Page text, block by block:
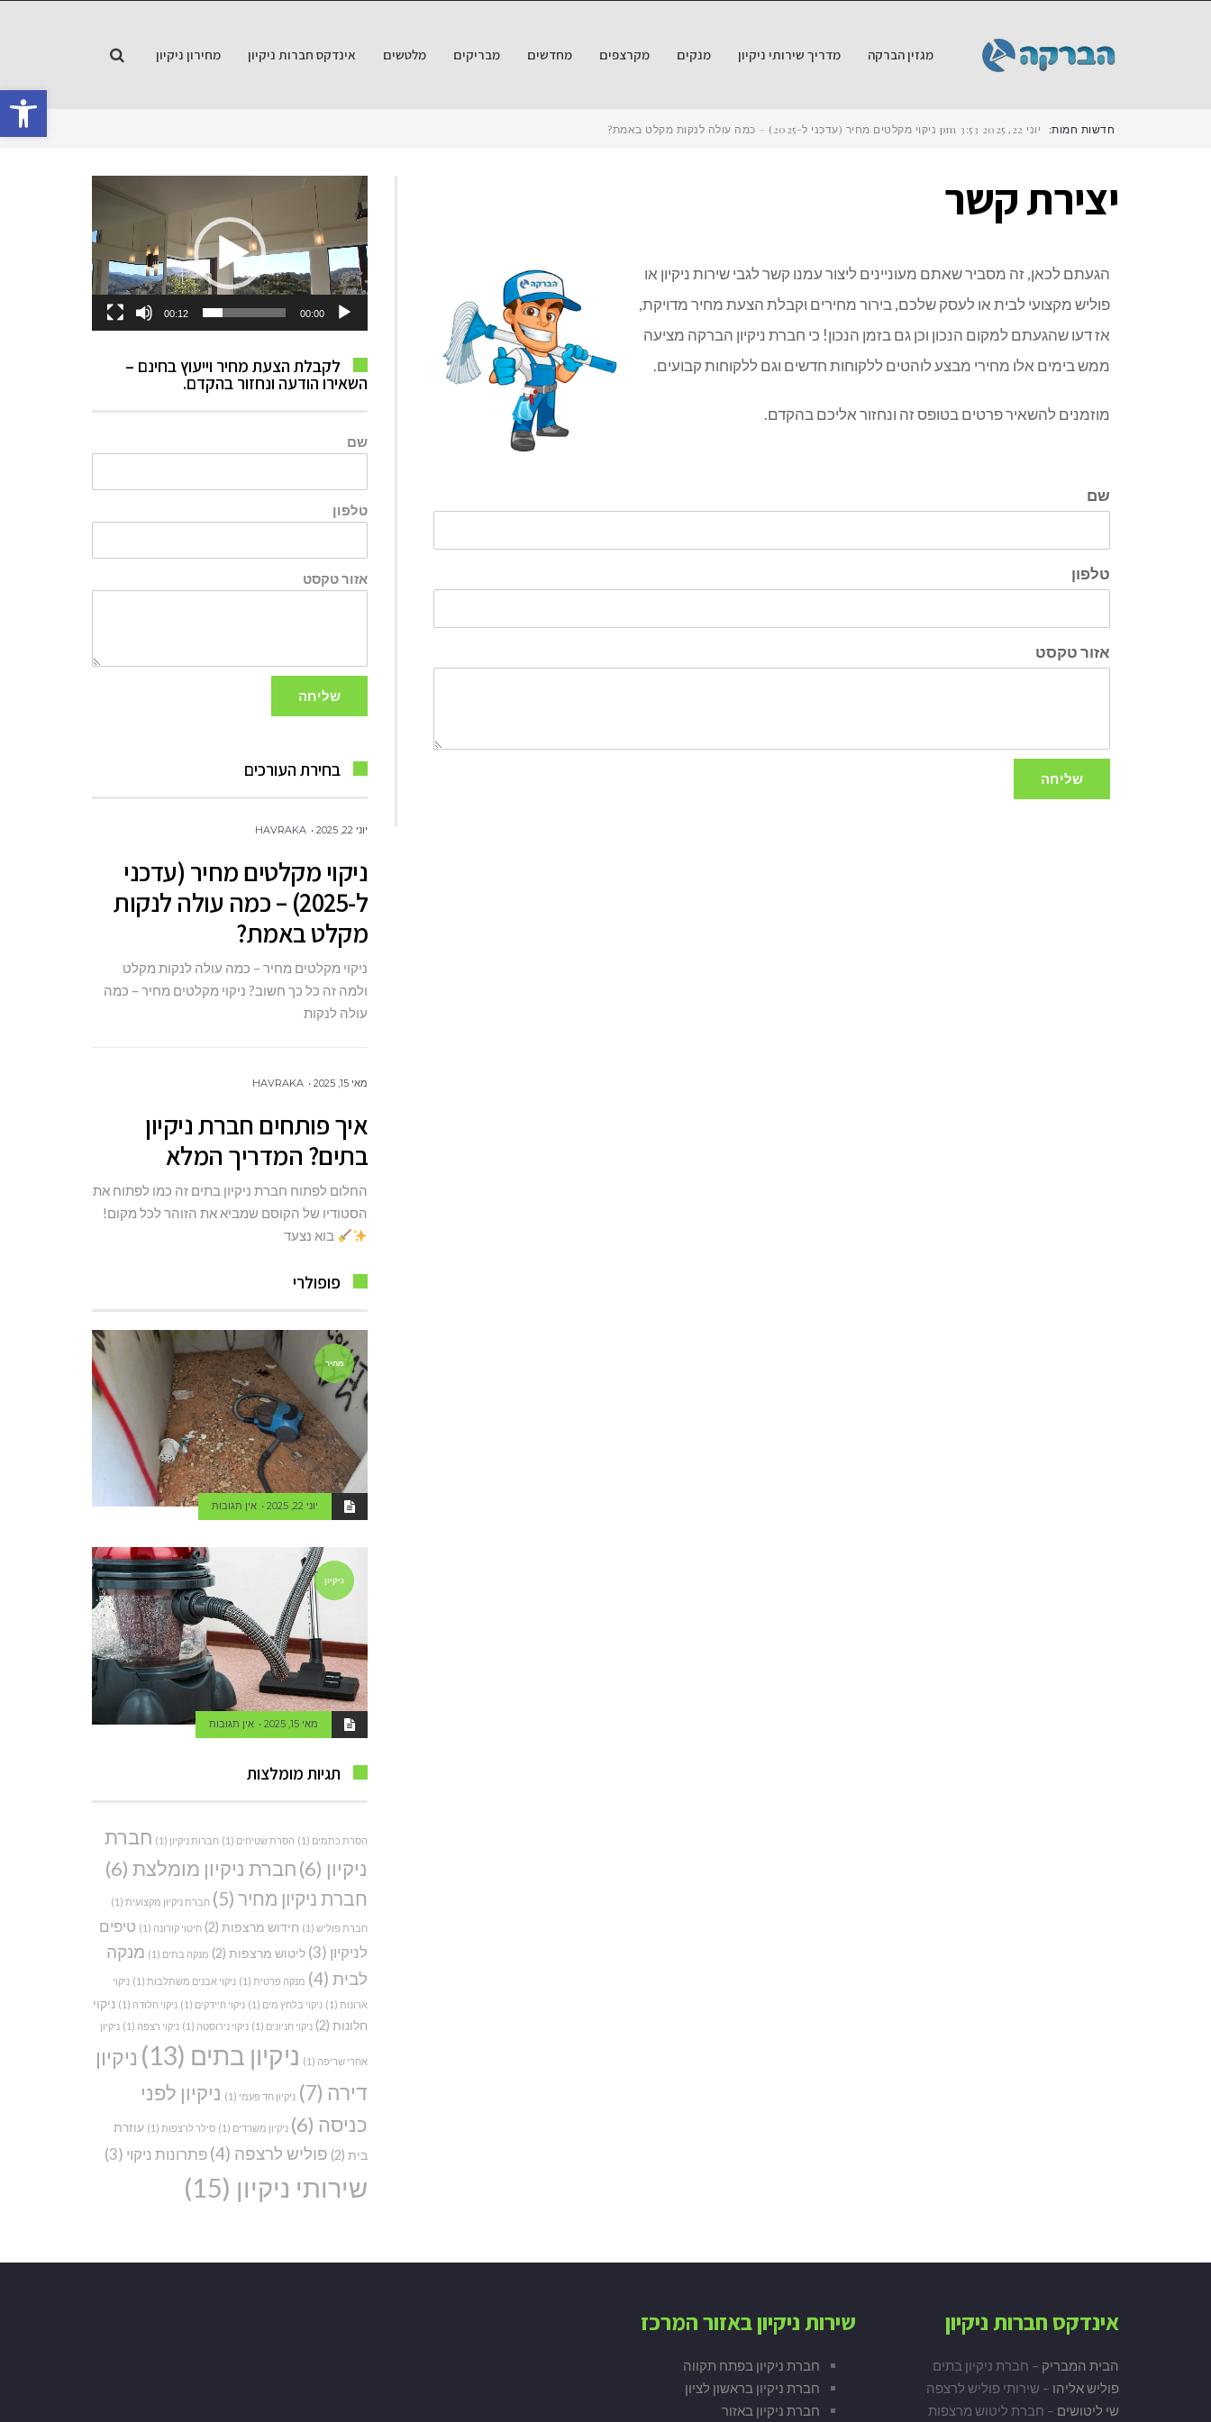
פתח
מגזין הברקה מדריך שירותי ניקיון מנקים מקרצפים מחדשים מבריקים מלטשים אינדקס חברות ניקיון מחירון ניקיון
חדשות חמות: יוני 22, 2025 3:53 pm ניקוי מקלטים מחיר (עדכני ל-2025) – כמה עולה לנקות מקלט באמת?
יצירת קשר
הגעתם לכאן, זה מסביר שאתם מעוניינים ליצור עמנו קשר לגבי שירות ניקיון או
פוליש מקצועי לבית או לעסק שלכם, בירור מחירים וקבלת הצעת מחיר מדויקת,
אז דעו שהגעתם למקום הנכון וכן גם בזמן הנכון! כי חברת ניקיון הברקה מציעה
ממש בימים אלו מחירי מבצע לוהטים ללקוחות חדשים וגם ללקוחות קבועים.
מוזמנים להשאיר פרטים בטופס זה ונחזור אליכם בהקדם.
שם
טלפון
אזור טקסט
שליחה
נגן
וידאו
00:00
00:12
לקבלת הצעת מחיר וייעוץ בחינם –
השאירו הודעה ונחזור בהקדם.
שם
טלפון
אזור טקסט
שליחה
בחירת העורכים
יוני 22, 2025 HAVRAKA
ניקוי מקלטים מחיר (עדכני
ל-2025) – כמה עולה לנקות
מקלט באמת?
ניקוי מקלטים מחיר – כמה עולה לנקות מקלט
ולמה זה כל כך חשוב? ניקוי מקלטים מחיר – כמה
עולה לנקות
מאי 15, 2025 HAVRAKA
איך פותחים חברת ניקיון
בתים? המדריך המלא
החלום לפתוח חברת ניקיון בתים זה כמו לפתוח את
הסטודיו של הקוסם שמביא את הזוהר לכל מקום!
בוא נצעד
פופולרי
מחיר
יוני 22, 2025 אין תגובות
ניקיון
מאי 15, 2025 אין תגובות
תגיות מומלצות
הסרת כתמים (1) הסרת שטיחים (1) חברות ניקיון (1)
חברת
ניקיון (6) חברת ניקיון מומלצת (6)
חברת ניקיון מחיר (5) חברת ניקיון מקצועית (1)
חברת פוליש (1) חידוש מרצפות (2) חיטוי קורונה (1)
טיפים
לניקיון (3) ליטוש מרצפות (2) מנקה בתים (1)
מנקה
לבית (4) מנקה פרטית (1) ניקוי אבנים משתלבות (1)
ניקוי
ארונות (1) ניקוי בלחץ מים (1) ניקוי חיידקים (1) ניקוי חלודה (1)
ניקוי
חלונות (2) ניקוי חניונים (1) ניקוי נירוסטה (1) ניקוי רצפה (1) ניקיון
אחרי שריפה (1) ניקיון בתים (13)
ניקיון
דירה (7) ניקיון חד פעמי (1)
ניקיון לפני
כניסה (6) ניקיון משרדים (1) סילר לרצפות (1)
עוזרת
בית (2) פוליש לרצפה (4) פתרונות ניקוי (3)
שירותי ניקיון (15)
אינדקס חברות ניקיון
הבית המבריק – חברת ניקיון בתים
פוליש אליהו – שירותי פוליש לרצפה
שי ליטושים – חברת ליטוש מרצפות
שירות ניקיון באזור המרכז
חברת ניקיון בפתח תקווה
חברת ניקיון בראשון לציון
חברת ניקיון באזור